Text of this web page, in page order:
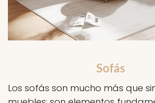
Sofás
Los sofás son mucho más que